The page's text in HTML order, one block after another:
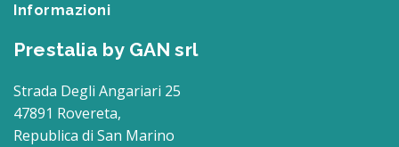
Informazioni
Prestalia by GAN srl
Strada Degli Angariari 25
47891 Rovereta,
Republica di San Marino